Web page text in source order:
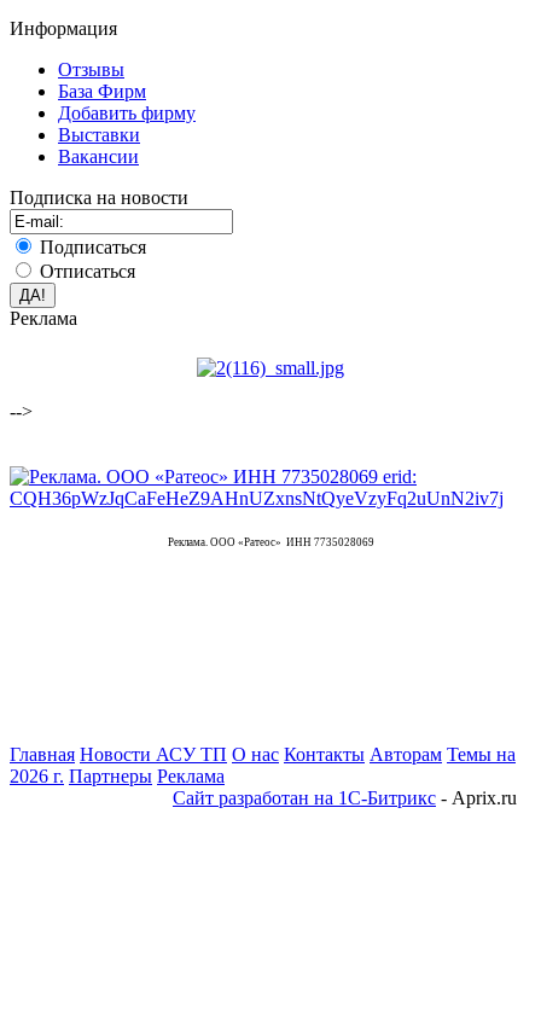
Информация
Отзывы
База Фирм
Добавить фирму
Выставки
Вакансии
Подписка на новости
Подписаться
Отписаться
Реклама
-->
Реклама. ООО «Ратеос» ИНН 7735028069
Главная Новости АСУ ТП О нас Контакты Авторам Темы на
2026 г. Партнеры Реклама
Сайт разработан на 1С-Битрикс - Aprix.ru